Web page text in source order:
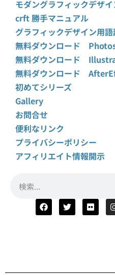
モダングラフィックデザ
crft 勝手マニュアル
グラフィックデザイン用
無料ダウンロード
無料ダウンロード
無料ダウンロード
初めてシリーズ
Gallery
お問合せ
便利なリンク
プライバシーポリシー
アフィリエイト情報開示